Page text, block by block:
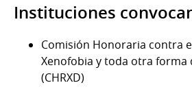
Instituciones
Comisión Honoraria contra
Xenofobia y toda otra forma
(CHRXD)